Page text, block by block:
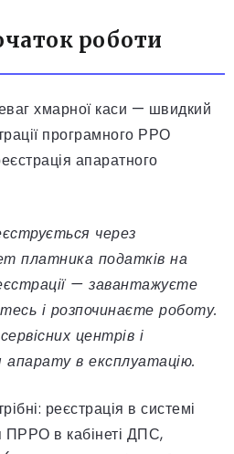
роботи
хмарної каси — швидкий
програмного РРО
апаратного
через
платника податків на
— завантажуєте
і розпочинаєте роботу.
центрів і
апарату в експлуатацію.
реєстрація в системі
ПРРО в кабінеті ДПС,